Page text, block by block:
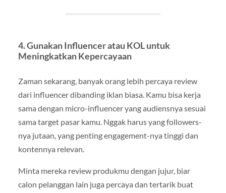
4.Gunakan Influencer atau KOL untuk
Meningkatkan Kepercayaan
Zaman sekarang, banyak orang lebih percaya review
dari influencer dibanding iklan biasa. Kamu bisa kerja
sama dengan micro-influencer yang audiensnya sesuai
sama target pasar kamu. Nggak harus yang followers-
nya jutaan, yang penting engagement-nya tinggi dan
kontennya relevan.
Minta mereka review produkmu dengan jujur, biar
calon pelanggan lain juga percaya dan tertarik buat